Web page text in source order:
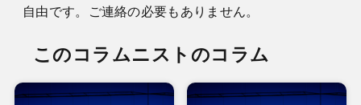
自由です。ご連絡の必要もありません。
このコラムニストのコラム